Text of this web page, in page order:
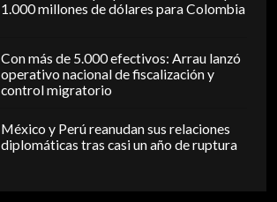
1.000 millones de dólares para Colombia
Con más de 5.000 efectivos: Arrau lanzó
operativo nacional de fiscalización y
control migratorio
México y Perú reanudan sus relaciones
diplomáticas tras casi un año de ruptura